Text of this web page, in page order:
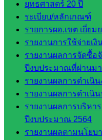
ยุทธศาสตร์ 20 ปี
ระเบียบ/หลักเกณฑ์
รายการผอ.เขต เยี่ย
รายงานการใช้จ่ายเ
รายงานผลการจัดซื้อ
ปีงบประมาณที่ผ่านมา
รายงานผลการดำเนิ
รายงานผลการดำเนิน
รายงานผลการบริห
ปีงบประมาณ 2564
รายงานผลตามนโยบ
เว็บไซต์
คณะ
กรรมการ
ก.ต.ป.น.
เว็บไซต์
อ.ค.ก.ศ.เขต
พื้นที่การ
ศึกษา